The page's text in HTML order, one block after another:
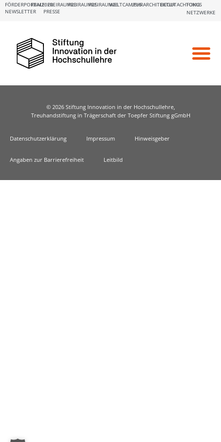
NEWSLETTER PRESSE
FÖRDERPORTALE:
FBM2020FREIRAUM23FREIRAUM25FREIRAUM26WELTCAMPUSLEHRARCHITEKTURBEGUTACHTUNG
FOKUS
NETZWERKE
© 2026 Stiftung Innovation in der Hochschullehre,
Treuhandstiftung in Trägerschaft der Toepfer Stiftung gGmbH
Datenschutzerklärung Impressum Hinweisgeber
Angaben zur Barrierefreiheit Leitbild